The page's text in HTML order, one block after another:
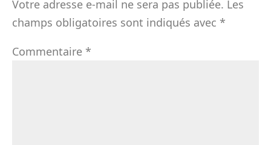
Votre adresse e-mail ne sera pas publiée. Les
champs obligatoires sont indiqués avec *
Commentaire *